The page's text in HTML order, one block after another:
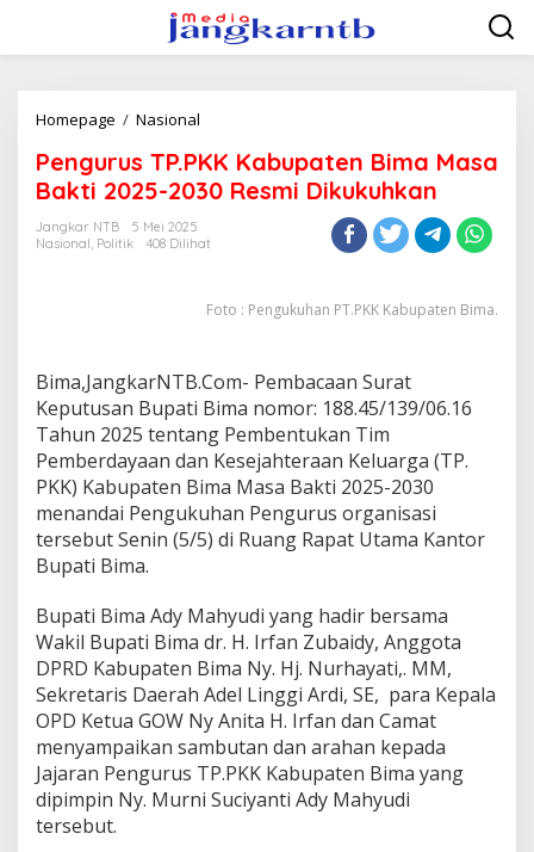
konten
Homepage / Nasional
Kabupaten
Bima
Masa
2025-
Dikukuhkan
Pengurus TP.PKK Kabupaten Bima Masa
Bakti 2025-2030 Resmi Dikukuhkan
Jangkar NTB
5 Mei 2025
Nasional, Politik 408 Dilihat
Foto : Pengukuhan PT.PKK Kabupaten Bima.
Bima,JangkarNTB.Com- Pembacaan Surat
Keputusan Bupati Bima nomor: 188.45/139/06.16
Tahun 2025 tentang Pembentukan Tim
Pemberdayaan dan Kesejahteraan Keluarga (TP.
PKK) Kabupaten Bima Masa Bakti 2025-2030
menandai Pengukuhan Pengurus organisasi
tersebut Senin (5/5) di Ruang Rapat Utama Kantor
Bupati Bima.
Bupati Bima Ady Mahyudi yang hadir bersama
Wakil Bupati Bima dr. H. Irfan Zubaidy, Anggota
DPRD Kabupaten Bima Ny. Hj. Nurhayati,. MM,
Sekretaris Daerah Adel Linggi Ardi, SE, para Kepala
OPD Ketua GOW Ny Anita H. Irfan dan Camat
menyampaikan sambutan dan arahan kepada
Jajaran Pengurus TP.PKK Kabupaten Bima yang
dipimpin Ny. Murni Suciyanti Ady Mahyudi
tersebut.